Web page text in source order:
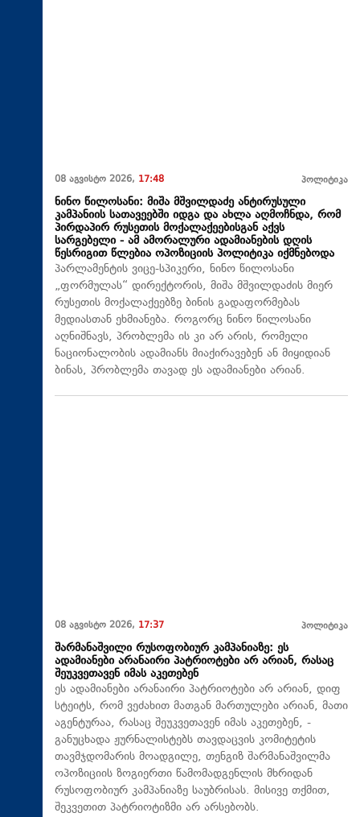
08 აგვისტო 2026, 17:48 პოლიტიკა
ნინო წილოსანი: მიშა მშვილდაძე ანტირუსული
კამპანიის სათავეებში იდგა და ახლა აღმოჩნდა, რომ
პირდაპირ რუსეთის მოქალაქეებისგან აქვს
სარგებელი - ამ ამორალური ადამიანების დღის
წესრიგით წლებია ოპოზიციის პოლიტიკა იქმნებოდა
პარლამენტის ვიცე-სპიკერი, ნინო წილოსანი
„ფორმულას“ დირექტორის, მიშა მშვილდაძის მიერ
რუსეთის მოქალაქეებზე ბინის გადაფორმებას
მედიასთან ეხმიანება. როგორც ნინო წილოსანი
აღნიშნავს, პრობლემა ის კი არ არის, რომელი
ნაციონალობის ადამიანს მიაქირავებენ ან მიყიდიან
ბინას, პრობლემა თავად ეს ადამიანები არიან.
08 აგვისტო 2026, 17:37 პოლიტიკა
შარმანაშვილი რუსოფობიურ კამპანიაზე: ეს
ადამიანები არანაირი პატრიოტები არ არიან, რასაც
შეუკვეთავენ იმას აკეთებენ
ეს ადამიანები არანაირი პატრიოტები არ არიან, დიფ
სტეიტს, რომ ვეძახით მათგან მართულები არიან, მათი
აგენტურაა, რასაც შეუკვეთავენ იმას აკეთებენ, -
განუცხადა ჟურნალისტებს თავდაცვის კომიტეტის
თავმჯდომარის მოადგილე, თენგიზ შარმანაშვილმა
ოპოზიციის ზოგიერთი წამომადგენლის მხრიდან
რუსოფობიურ კამპანიაზე საუბრისას. მისივე თქმით,
შეკვეთით პატრიოტიზმი არ არსებობს.